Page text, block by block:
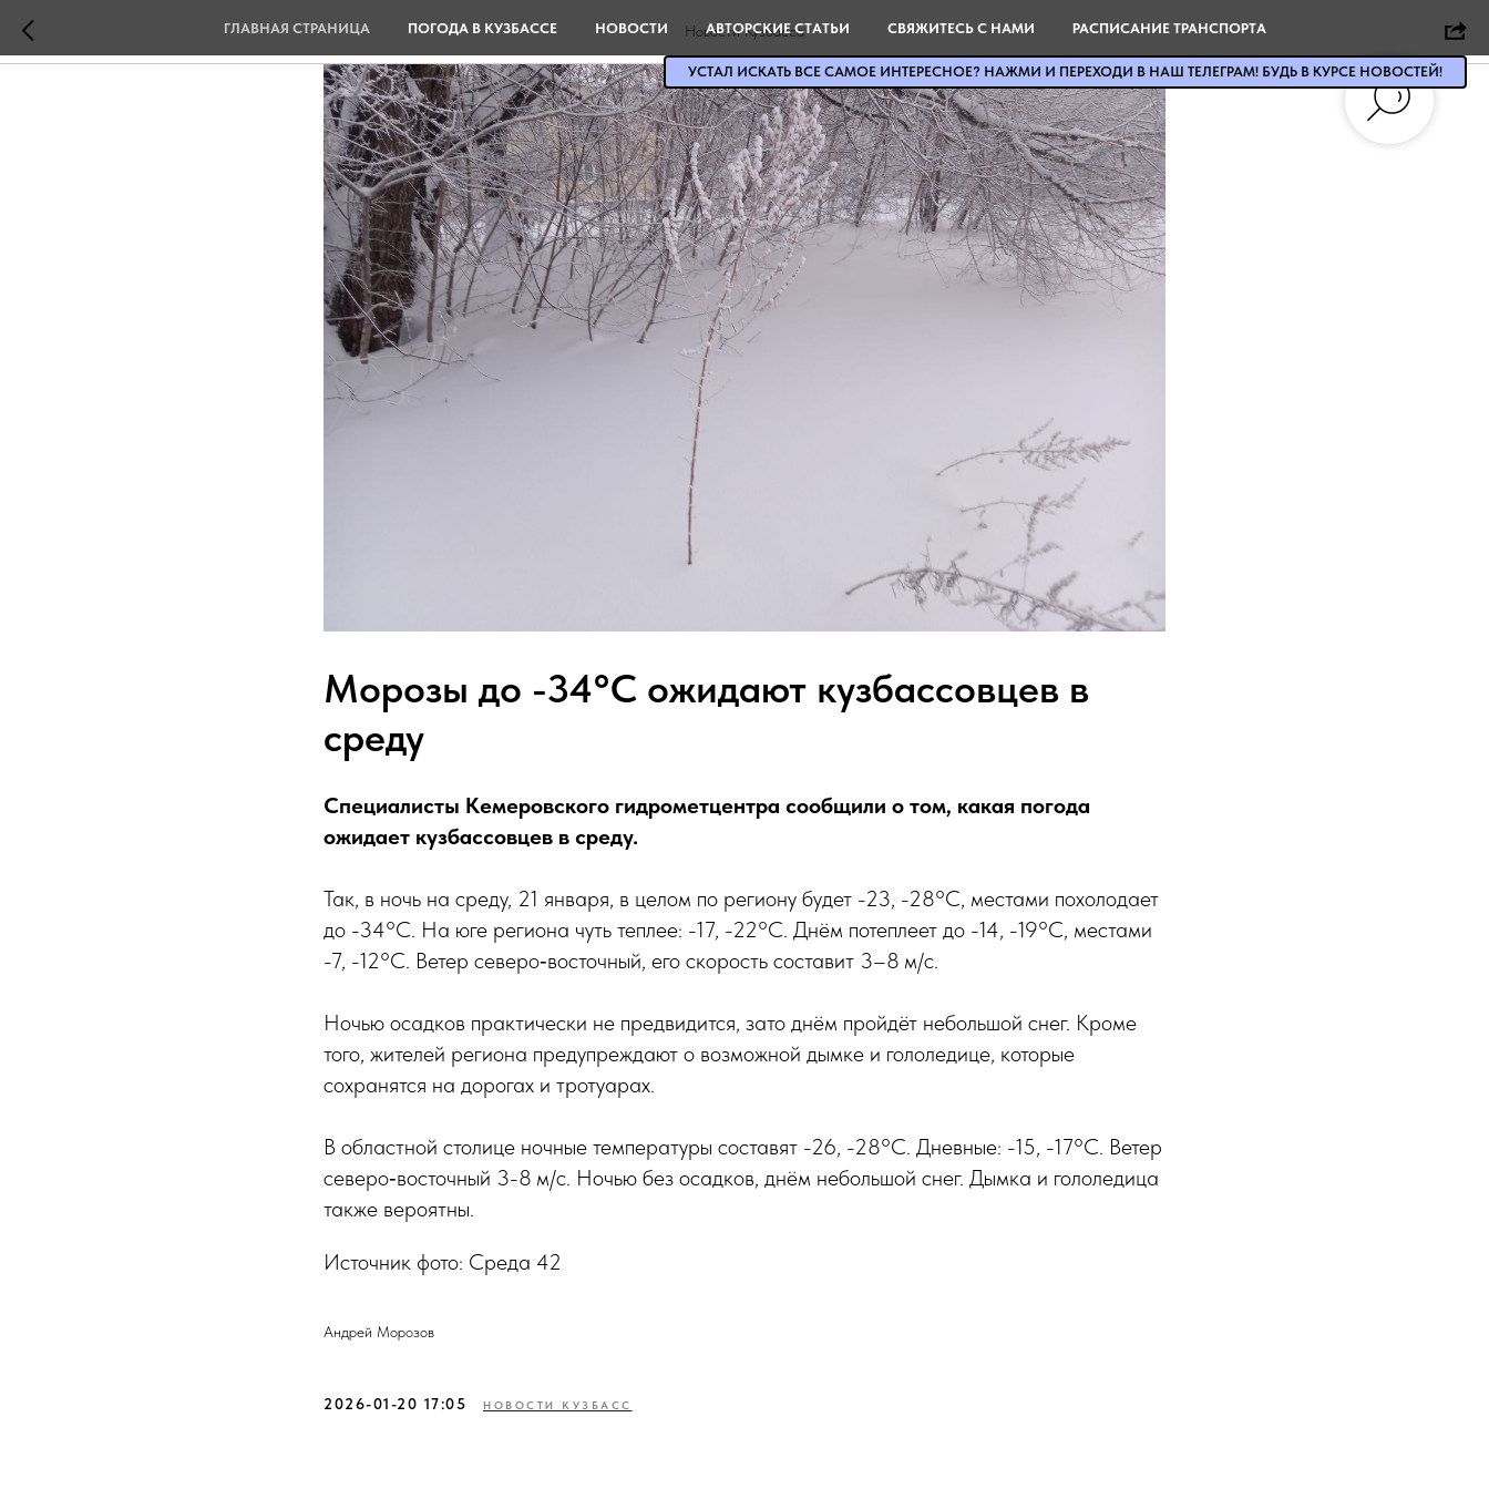
Новости Кузбасса
Морозы до -34°C ожидают кузбассовцев в
среду
Специалисты Кемеровского гидрометцентра сообщили о том, какая погода
ожидает кузбассовцев в среду.
Так, в ночь на среду, 21 января, в целом по региону будет -23, -28°C, местами похолодает
до -34°C. На юге региона чуть теплее: -17, -22°C. Днём потеплеет до -14, -19°C, местами
-7, -12°C. Ветер северо‑восточный, его скорость составит 3–8 м/с.
Ночью осадков практически не предвидится, зато днём пройдёт небольшой снег. Кроме
того, жителей региона предупреждают о возможной дымке и гололедице, которые
сохранятся на дорогах и тротуарах.
В областной столице ночные температуры составят -26, -28°C. Дневные: -15, -17°C. Ветер
северо‑восточный 3-8 м/с. Ночью без осадков, днём небольшой снег. Дымка и гололедица
также вероятны.
Источник фото: Среда 42
Андрей Морозов
2026-01-20 17:05 НОВОСТИ КУЗБАСС
ГЛАВНАЯ СТРАНИЦА ПОГОДА В КУЗБАССЕ НОВОСТИ АВТОРСКИЕ СТАТЬИ СВЯЖИТЕСЬ С НАМИ РАСПИСАНИЕ ТРАНСПОРТА
УСТАЛ ИСКАТЬ ВСЕ САМОЕ ИНТЕРЕСНОЕ? НАЖМИ И ПЕРЕХОДИ В НАШ ТЕЛЕГРАМ! БУДЬ В КУРСЕ НОВОСТЕЙ!